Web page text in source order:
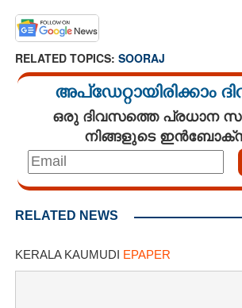
RELATED TOPICS: SOORAJ
അപ്ഡേറ്റായിരിക്കാം
ഒരു ദിവസത്തെ പ്രധാന
നിങ്ങളുടെ
RELATED NEWS
KERALA KAUMUDI EPAPER